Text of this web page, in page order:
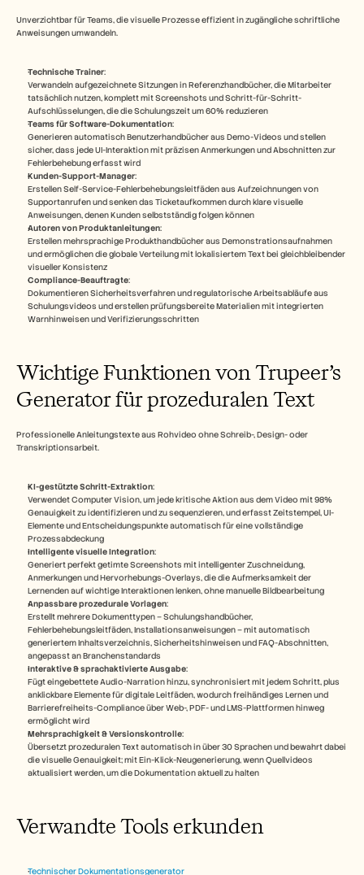
Unverzichtbar für Teams, die visuelle Prozesse effizient in zugängliche schriftliche
Anweisungen umwandeln.​
Technische Trainer:
Verwandeln aufgezeichnete Sitzungen in Referenzhandbücher, die Mitarbeiter
tatsächlich nutzen, komplett mit Screenshots und Schritt-für-Schritt-
Aufschlüsselungen, die die Schulungszeit um 60% reduzieren​
Teams für Software-Dokumentation:
Generieren automatisch Benutzerhandbücher aus Demo-Videos und stellen
sicher, dass jede UI-Interaktion mit präzisen Anmerkungen und Abschnitten zur
Fehlerbehebung erfasst wird​
Kunden-Support-Manager:
Erstellen Self-Service-Fehlerbehebungsleitfäden aus Aufzeichnungen von
Supportanrufen und senken das Ticketaufkommen durch klare visuelle
Anweisungen, denen Kunden selbstständig folgen können​
Autoren von Produktanleitungen:
Erstellen mehrsprachige Produkthandbücher aus Demonstrationsaufnahmen
und ermöglichen die globale Verteilung mit lokalisiertem Text bei gleichbleibender
visueller Konsistenz​
Compliance-Beauftragte:
Dokumentieren Sicherheitsverfahren und regulatorische Arbeitsabläufe aus
Schulungsvideos und erstellen prüfungsbereite Materialien mit integrierten
Warnhinweisen und Verifizierungsschritten​
Wichtige Funktionen von Trupeer’s
Generator für prozeduralen Text
Professionelle Anleitungstexte aus Rohvideo ohne Schreib-, Design- oder
Transkriptionsarbeit.​
KI-gestützte Schritt-Extraktion:
Verwendet Computer Vision, um jede kritische Aktion aus dem Video mit 98%
Genauigkeit zu identifizieren und zu sequenzieren, und erfasst Zeitstempel, UI-
Elemente und Entscheidungspunkte automatisch für eine vollständige
Prozessabdeckung​
Intelligente visuelle Integration:
Generiert perfekt getimte Screenshots mit intelligenter Zuschneidung,
Anmerkungen und Hervorhebungs-Overlays, die die Aufmerksamkeit der
Lernenden auf wichtige Interaktionen lenken, ohne manuelle Bildbearbeitung​
Anpassbare prozedurale Vorlagen:
Erstellt mehrere Dokumenttypen – Schulungshandbücher,
Fehlerbehebungsleitfäden, Installationsanweisungen – mit automatisch
generiertem Inhaltsverzeichnis, Sicherheitshinweisen und FAQ-Abschnitten,
angepasst an Branchenstandards​
Interaktive & sprachaktivierte Ausgabe:
Fügt eingebettete Audio-Narration hinzu, synchronisiert mit jedem Schritt, plus
anklickbare Elemente für digitale Leitfäden, wodurch freihändiges Lernen und
Barrierefreiheits-Compliance über Web-, PDF- und LMS-Plattformen hinweg
ermöglicht wird​
Mehrsprachigkeit & Versionskontrolle:
Übersetzt prozeduralen Text automatisch in über 30 Sprachen und bewahrt dabei
die visuelle Genauigkeit; mit Ein-Klick-Neugenerierung, wenn Quellvideos
aktualisiert werden, um die Dokumentation aktuell zu halten​
Verwandte Tools erkunden
Technischer Dokumentationsgenerator